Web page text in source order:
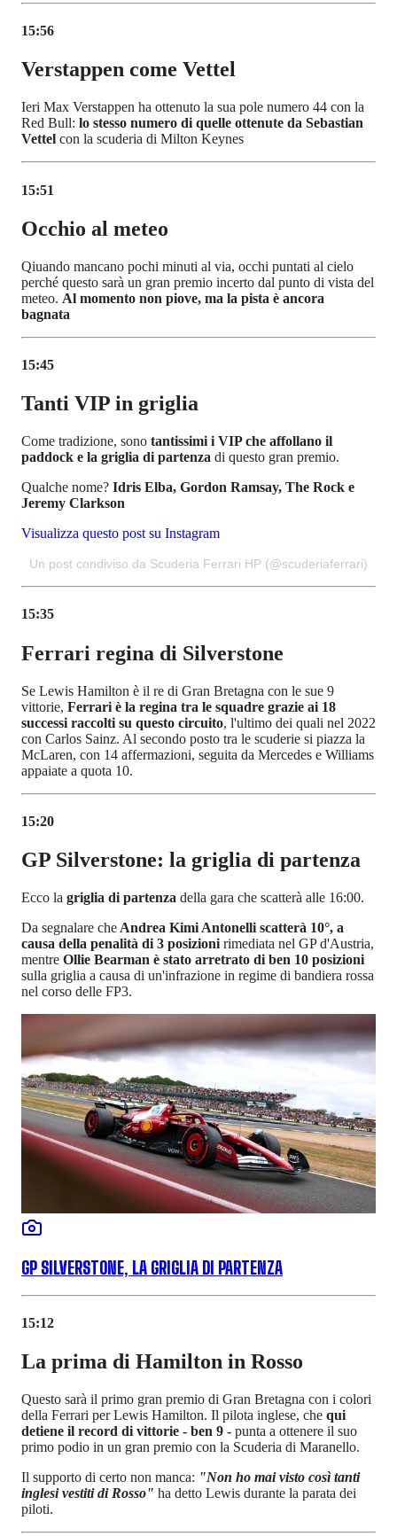
15:56
Verstappen come Vettel
Ieri Max Verstappen ha ottenuto la sua pole numero 44 con la
Red Bull: lo stesso numero di quelle ottenute da Sebastian
Vettel con la scuderia di Milton Keynes
15:51
Occhio al meteo
Qiuando mancano pochi minuti al via, occhi puntati al cielo
perché questo sarà un gran premio incerto dal punto di vista del
meteo. Al momento non piove, ma la pista è ancora
bagnata
15:45
Tanti VIP in griglia
Come tradizione, sono tantissimi i VIP che affollano il
paddock e la griglia di partenza di questo gran premio.
Qualche nome? Idris Elba, Gordon Ramsay, The Rock e
Jeremy Clarkson
Visualizza questo post su Instagram
Un post condiviso da Scuderia Ferrari HP (@scuderiaferrari)
15:35
Ferrari regina di Silverstone
Se Lewis Hamilton è il re di Gran Bretagna con le sue 9
vittorie, Ferrari è la regina tra le squadre grazie ai 18
successi raccolti su questo circuito, l'ultimo dei quali nel 2022
con Carlos Sainz. Al secondo posto tra le scuderie si piazza la
McLaren, con 14 affermazioni, seguita da Mercedes e Williams
appaiate a quota 10.
15:20
GP Silverstone: la griglia di partenza
Ecco la griglia di partenza della gara che scatterà alle 16:00.
Da segnalare che Andrea Kimi Antonelli scatterà 10°, a
causa della penalità di 3 posizioni rimediata nel GP d'Austria,
mentre Ollie Bearman è stato arretrato di ben 10 posizioni
sulla griglia a causa di un'infrazione in regime di bandiera rossa
nel corso delle FP3.
GP SILVERSTONE, LA GRIGLIA DI PARTENZA
15:12
La prima di Hamilton in Rosso
Questo sarà il primo gran premio di Gran Bretagna con i colori
della Ferrari per Lewis Hamilton. Il pilota inglese, che qui
detiene il record di vittorie - ben 9 - punta a ottenere il suo
primo podio in un gran premio con la Scuderia di Maranello.
Il supporto di certo non manca: "Non ho mai visto così tanti
inglesi vestiti di Rosso" ha detto Lewis durante la parata dei
piloti.